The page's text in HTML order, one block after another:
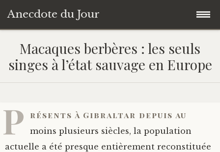
Anecdote du Jour
Accéder
contenu
principal
Accueil
Une anecdote au hasard
À propos
Macaques berbères : les seuls
singes à l’état sauvage en Europe
P résents à Gibraltar depuis au
moins plusieurs siècles, la population
actuelle a été presque entièrement reconstituée